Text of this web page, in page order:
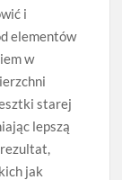
i
elementów
w
starej
lepszą
rezultat,
jak